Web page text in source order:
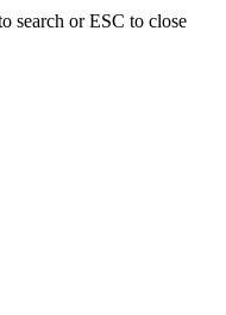
search or ESC to close